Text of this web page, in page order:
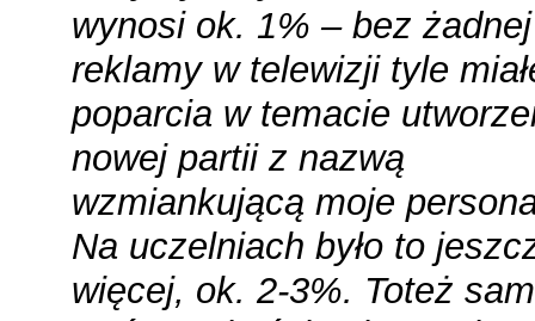
wynosi ok. 1% – bez żadnej
reklamy w telewizji tyle
poparcia w temacie
nowej partii z nazwą
wzmiankującą moje
Na uczelniach było to
więcej, ok. 2-3%. Toteż